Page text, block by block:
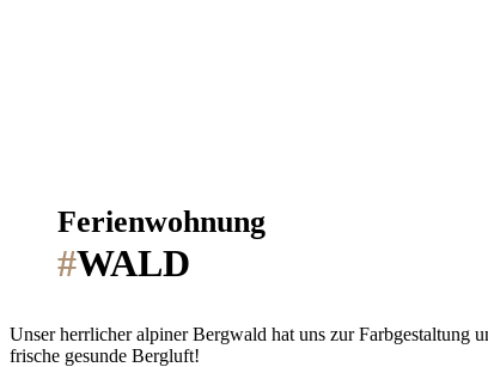
Ferienwohnung
#WALD
Unser herrlicher alpiner Bergwald hat uns zur Farbgestaltung
frische gesunde Bergluft!